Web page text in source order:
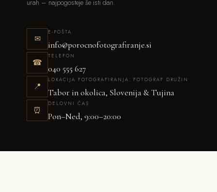
urah – najpogosteje še isti dan.
✉
E-POŠTA
info@porocnofotografiranje.si
☎
TELEFON
040 555 627
📍
LOKACIJA FOTOGRAFIRANJA: FOTOGRAF DRUŽIN
Tabor in okolica, Slovenija & Tujina
⏰
DELOVNI ČAS
Pon–Ned, 9:00–20:00